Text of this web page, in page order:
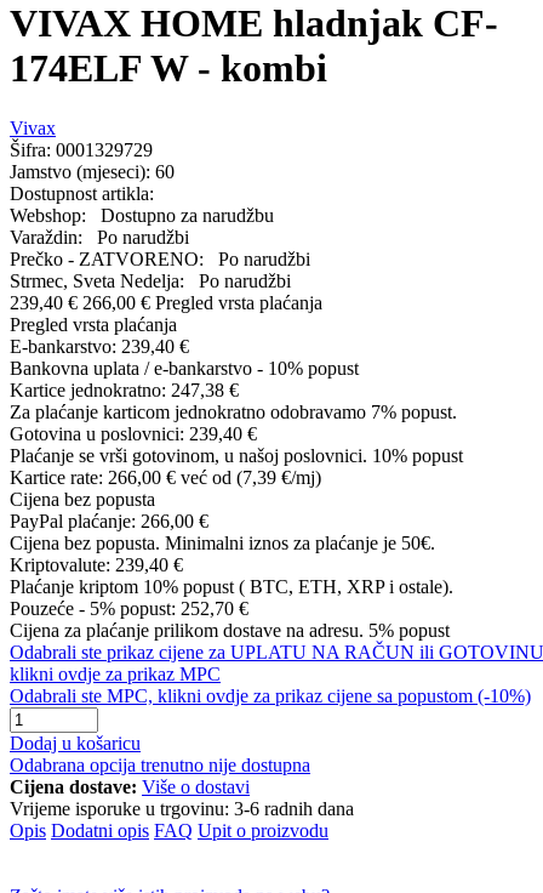
VIVAX HOME hladnjak CF-
174ELF W - kombi
Vivax
Šifra: 0001329729
Jamstvo (mjeseci): 60
Dostupnost artikla:
Webshop:
Dostupno za narudžbu
Varaždin:
Po narudžbi
Prečko - ZATVORENO:
Po narudžbi
Strmec, Sveta Nedelja:
Po narudžbi
239,40 € 266,00 € Pregled vrsta plaćanja
Pregled vrsta plaćanja
E-bankarstvo: 239,40 €
Bankovna uplata / e-bankarstvo - 10% popust
Kartice jednokratno: 247,38 €
Za plaćanje karticom jednokratno odobravamo 7% popust.
Gotovina u poslovnici: 239,40 €
Plaćanje se vrši gotovinom, u našoj poslovnici. 10% popust
Kartice rate: 266,00 € već od (7,39 €/mj)
Cijena bez popusta
PayPal plaćanje: 266,00 €
Cijena bez popusta. Minimalni iznos za plaćanje je 50€.
Kriptovalute: 239,40 €
Plaćanje kriptom 10% popust ( BTC, ETH, XRP i ostale).
Pouzeće - 5% popust: 252,70 €
Cijena za plaćanje prilikom dostave na adresu. 5% popust
Odabrali ste prikaz cijene za UPLATU NA RAČUN ili
klikni ovdje za prikaz MPC
Odabrali ste MPC, klikni ovdje za prikaz cijene sa popustom (-10%)
Dodaj u košaricu
Odabrana opcija trenutno nije dostupna
Cijena dostave: Više o dostavi
Vrijeme isporuke u trgovinu: 3-6 radnih dana
Opis Dodatni opis FAQ Upit o proizvodu